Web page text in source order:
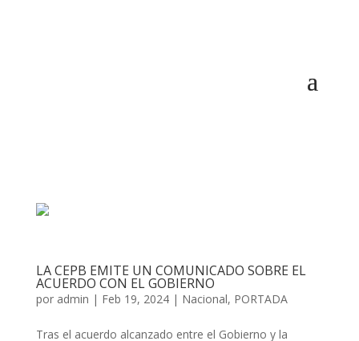
LA CEPB EMITE UN COMUNICADO SOBRE EL
ACUERDO CON EL GOBIERNO
por admin | Feb 19, 2024| Nacional, PORTADA
Tras el acuerdo alcanzado entre el Gobierno y la